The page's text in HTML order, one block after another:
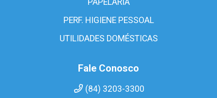
PAPELARIA
PERF. HIGIENE PESSOAL
UTILIDADES DOMÉSTICAS
Fale Conosco
(84) 3203-3300